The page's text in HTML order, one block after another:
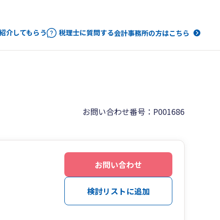
介してもらう 税理士に質問する会計事務所の方はこちら
お問い合わせ番号：P001686
お問い合わせ
検討リストに追加